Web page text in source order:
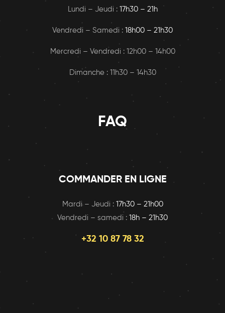
Lundi – Jeudi : 17h30 – 21h
Vendredi – Samedi : 18h00 – 21h30
Mercredi – Vendredi : 12h00 – 14h00
Dimanche : 11h30 – 14h30
FAQ
COMMANDER EN LIGNE
Mardi – Jeudi : 17h30 – 21h00
Vendredi – samedi : 18h – 21h30
+32 10 87 78 32